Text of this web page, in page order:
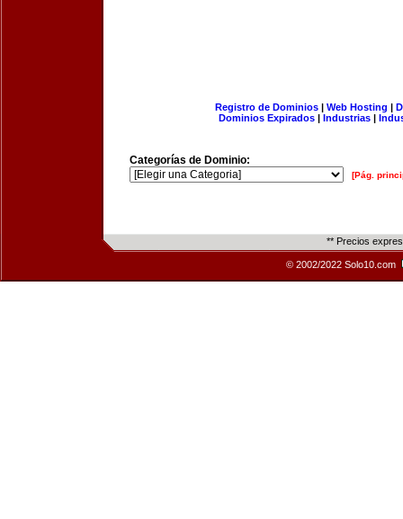
Registro de Dominios| Web Hosting |
Dominios Expirados | Industrias |
Categorías de Dominio:
[Pág.
** Precios
© 2002/2022 Solo10.com